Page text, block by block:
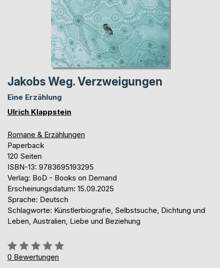
Jakobs Weg. Verzweigungen
Eine Erzählung
Ulrich Klappstein
Romane & Erzählungen
Paperback
120 Seiten
ISBN-13: 9783695193295
Verlag: BoD - Books on Demand
Erscheinungsdatum: 15.09.2025
Sprache: Deutsch
Schlagworte: Künstlerbiografie, Selbstsuche, Dichtung und
Leben, Australien, Liebe und Beziehung
Bewertung::
0%
0 Bewertungen